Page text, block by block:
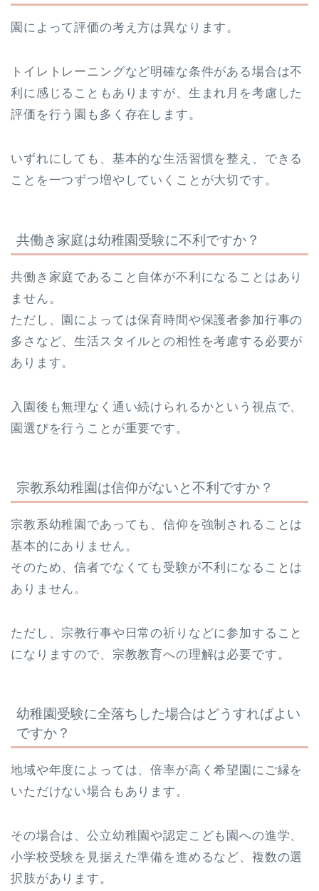
園によって評価の考え方は異なります。
トイレトレーニングなど明確な条件がある場合は不
利に感じることもありますが、生まれ月を考慮した
評価を行う園も多く存在します。
いずれにしても、基本的な生活習慣を整え、できる
ことを一つずつ増やしていくことが大切です。
共働き家庭は幼稚園受験に不利ですか？
共働き家庭であること自体が不利になることはあり
ません。
ただし、園によっては保育時間や保護者参加行事の
多さなど、生活スタイルとの相性を考慮する必要が
あります。
入園後も無理なく通い続けられるかという視点で、
園選びを行うことが重要です。
宗教系幼稚園は信仰がないと不利ですか？
宗教系幼稚園であっても、信仰を強制されることは
基本的にありません。
そのため、信者でなくても受験が不利になることは
ありません。
ただし、宗教行事や日常の祈りなどに参加すること
になりますので、宗教教育への理解は必要です。
幼稚園受験に全落ちした場合はどうすればよい
ですか？
地域や年度によっては、倍率が高く希望園にご縁を
いただけない場合もあります。
その場合は、公立幼稚園や認定こども園への進学、
小学校受験を見据えた準備を進めるなど、複数の選
択肢があります。